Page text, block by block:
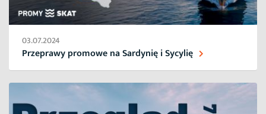
03.07.2024
Przeprawy promowe na Sardynię i Sycylię